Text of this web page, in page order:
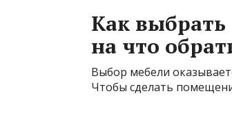
Как
на что
Выбор мебели
Чтобы сделать